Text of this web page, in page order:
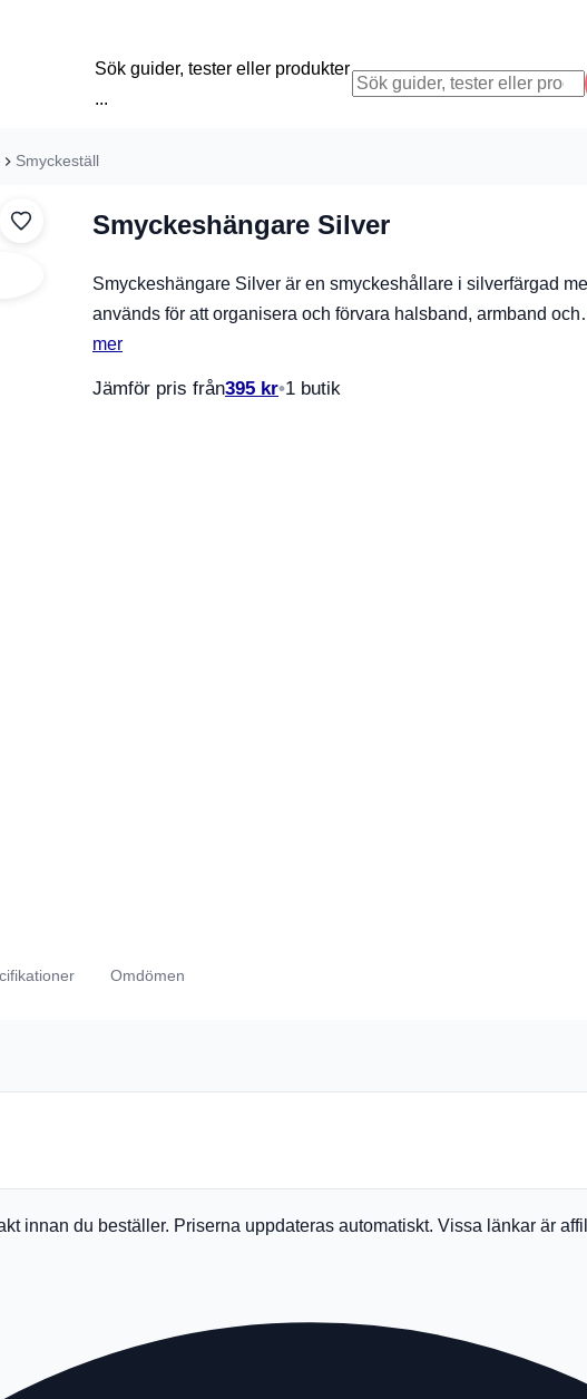
Sök guider, tester eller produkter
...
Smyckeställ
Smyckeshängare Silver
Smyckeshängare Silver är en smyckeshållare i silverfärgad
används för att organisera och förvara halsband, armband
mer
Jämför pris från395 kr 1 butik
Omdömen
innan du beställer. Priserna uppdateras automatiskt. Vissa länkar är